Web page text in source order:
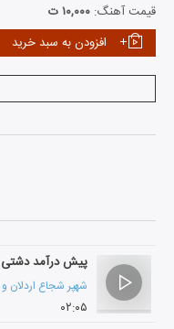
قیمت آهنگ: ۱۰,۰۰۰ ت
افزودن به سبد خرید
پیش درآمد دشتی
شهپر شجاع اردلان و
۰۲:۰۵